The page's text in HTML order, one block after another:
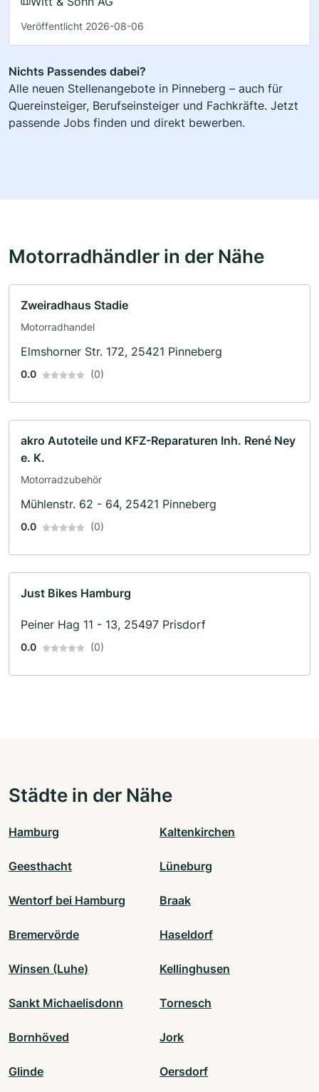
Veröffentlicht 2026-08-06
Nichts Passendes dabei?
Alle neuen Stellenangebote in Pinneberg – auch für
Quereinsteiger, Berufseinsteiger und Fachkräfte. Jetzt
passende Jobs finden und direkt bewerben.
Motorradhändler in der Nähe
Zweiradhaus Stadie
Motorradhandel
Elmshorner Str. 172, 25421 Pinneberg
0.0 (0)
akro Autoteile und KFZ-Reparaturen Inh. René Ney
e. K.
Motorradzubehör
Mühlenstr. 62 - 64, 25421 Pinneberg
0.0 (0)
Just Bikes Hamburg
Peiner Hag 11 - 13, 25497 Prisdorf
0.0 (0)
Städte in der Nähe
Hamburg Kaltenkirchen
Geesthacht Lüneburg
Wentorf bei Hamburg Braak
Bremervörde Haseldorf
Winsen (Luhe) Kellinghusen
Sankt Michaelisdonn Tornesch
Bornhöved Jork
Glinde Oersdorf